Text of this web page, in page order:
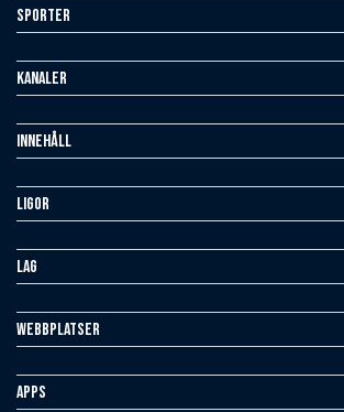
Sporter
Kanaler
Innehåll
Ligor
Lag
Webbplatser
Apps